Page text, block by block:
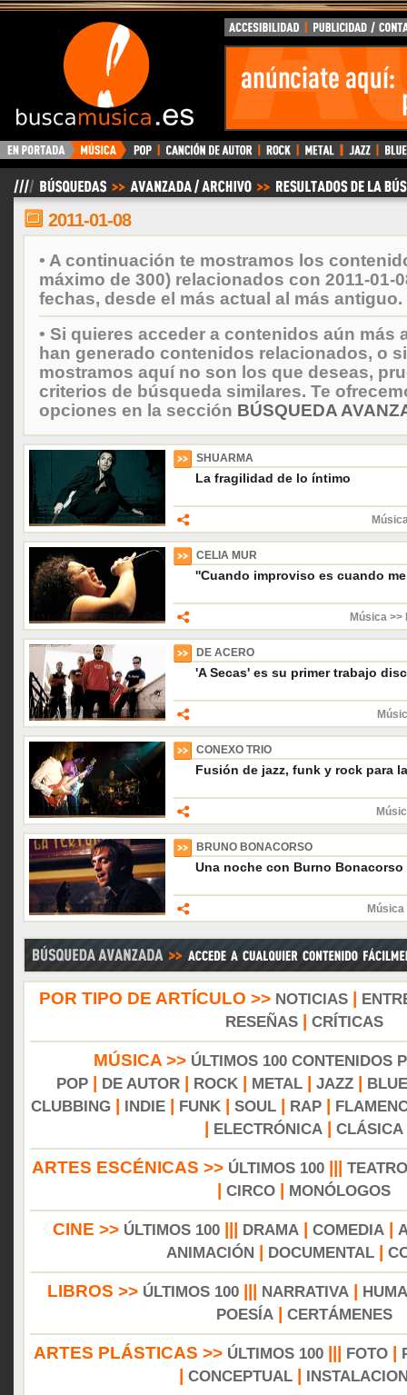
BuscaMusica.es
2011-01-08
• A continuación te mostramos los
máximo de 300) relacionados con 2011-01-
fechas, desde el más actual al más antiguo.
• Si quieres acceder a contenidos aún más
han generado contenidos relacionados, o
mostramos aquí no son los que deseas,
criterios de búsqueda similares. Te
opciones en la sección BÚSQUEDA
SHUARMA
La fragilidad de lo íntimo
CELIA MUR
''Cuando improviso es cuando
Música
DE ACERO
'A Secas' es su primer trabajo
CONEXO TRIO
Fusión de jazz, funk y rock para
BRUNO BONACORSO
Una noche con Burno Bonacorso
POR TIPO DE ARTÍCULO >> NOTICIAS|
RESEÑAS| CRÍTICAS
MÚSICA >> ÚLTIMOS 100 CONTENIDOS
POP
DE AUTOR ROCK METAL JAZZ
CLUBBING
INDIE FUNK SOUL RAP
ELECTRÓNICA CLÁSICA
ARTES ESCÉNICAS >> ÚLTIMOS 100||| TEATRO
CIRCO MONÓLOGOS
CINE >> ÚLTIMOS 100 DRAMA COMEDIA
ANIMACIÓN
DOCUMENTAL|
LIBROS >> ÚLTIMOS 100 NARRATIVA
POESÍA| CERTÁMENES
ARTES PLÁSTICAS >> ÚLTIMOS 100 FOTO
CONCEPTUAL